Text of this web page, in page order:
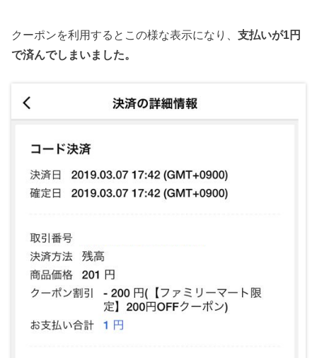
クーポンを利用するとこの様な表示になり、支払いが1円
で済んでしまいました。